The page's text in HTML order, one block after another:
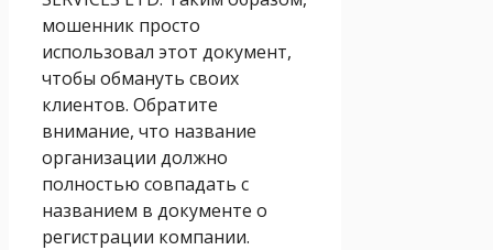
мошенник просто
использовал этот документ,
чтобы обмануть своих
клиентов. Обратите
внимание, что название
организации должно
полностью совпадать с
названием в документе о
регистрации компании.